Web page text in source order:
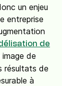
un enjeu
entreprise
de
de
résultats de
à